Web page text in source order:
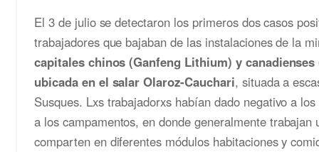
El 3 de julio se detectaron los primeros dos casos
trabajadores que bajaban de las instalaciones de la
capitales chinos (Ganfeng Lithium) y
ubicada en el salar Olaroz-Cauchari, situada a
Susques. Lxs trabajadorxs habían dado negativo a
a los campamentos, en donde generalmente trabajan
comparten en diferentes módulos habitaciones y